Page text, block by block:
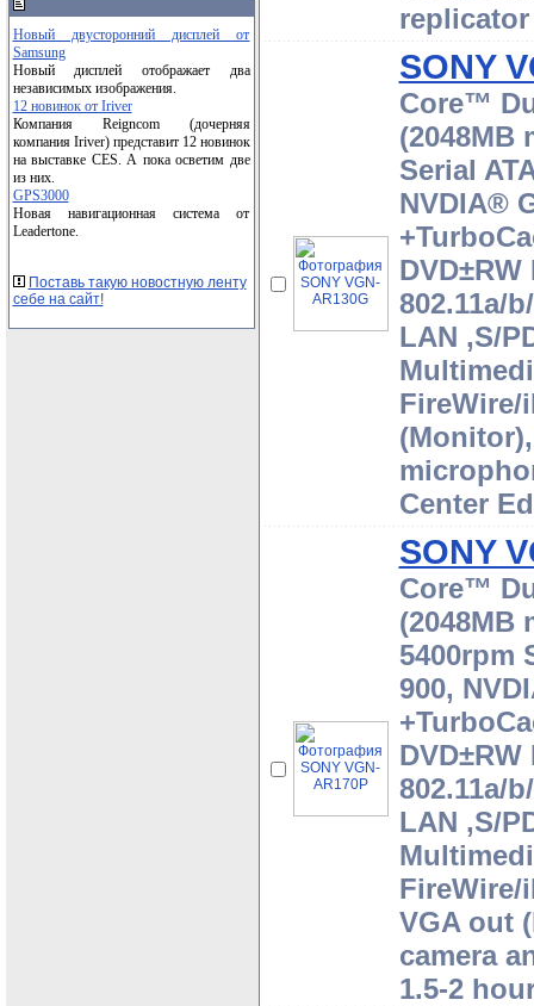
Новый двусторонний дисплей от
Samsung
Новый дисплей отображает два
независимых изображения.
12 новинок от Iriver
Компания Reigncom (дочерняя
компания Iriver) представит 12 новинок
на выставке CES. А пока осветим две
из них.
GPS3000
Новая навигационная система от
Leadertone.
Поставь такую новостную ленту
себе на сайт!
replicator
SONY
Core™
(2048MB
Serial
NVDIA®
802.11a/
LAN ,S/
FireWire/
Center
SONY
Core™
(2048MB
5400rpm
900,
802.11a/
LAN ,S/
FireWire/
VGA out
camera
1.5-2